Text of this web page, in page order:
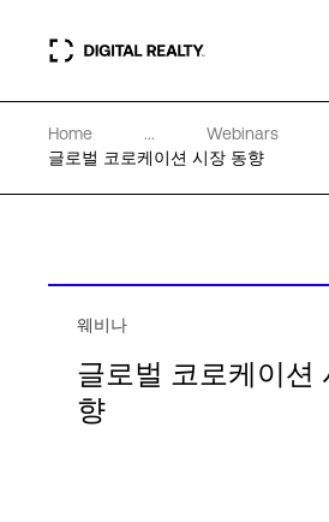
데이터 센터
전문성 및 리소스
Home ...
Webinars
글로벌 코로케이션 시장 동향
웨비나
글로벌 코로케이션
향